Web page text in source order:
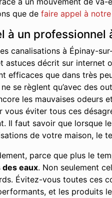
que de faire appel à
à un
canalisations à Épinay-
astuces décrit sur internet
efficaces que dans très
se règlent qu’avec des
les mauvaises odeurs
éviter tous ces
Il faut savoir que lorsque
de votre maison, le
parce que plus le
des eaux. Non seulement
Évitez-vous toutes ces
et les produits